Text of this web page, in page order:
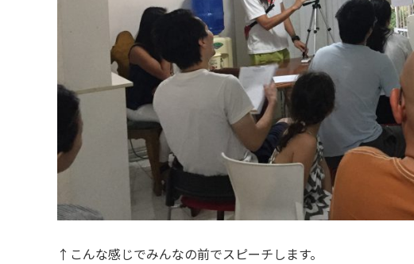
↑こんな感じでみんなの前でスピーチします。